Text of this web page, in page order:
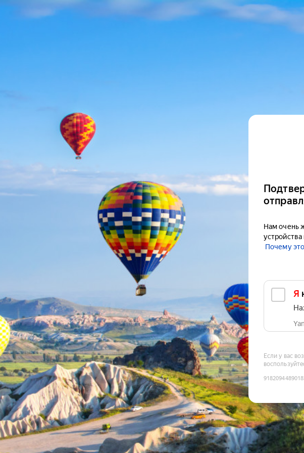
Нам очень
Почему
Если у вас